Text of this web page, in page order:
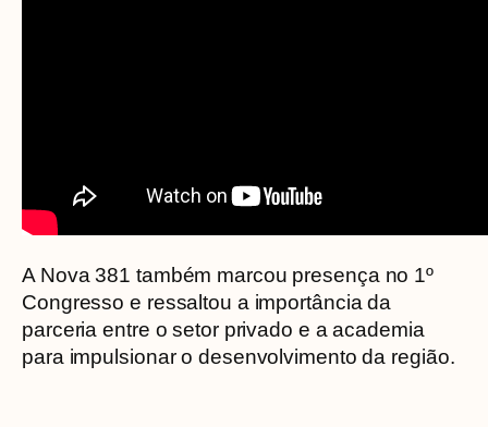
A Nova 381 também marcou presença no 1º
Congresso e ressaltou a importância da
parceria entre o setor privado e a academia
para impulsionar o desenvolvimento da região.